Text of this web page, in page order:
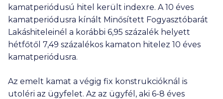
kamatperiódusú hitel került indexre. A 10 éves
kamatperiódusra kínált Minősített Fogyasztóbarát
Lakáshiteleinél a korábbi 6,95 százalék helyett
hétfőtől 7,49 százalékos kamaton hitelez 10 éves
kamatperiódusra.
Az emelt kamat a végig fix konstrukcióknál is
utoléri az ügyfelet. Az az ügyfél, aki 6-8 éves